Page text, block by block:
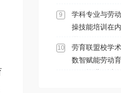
9
学科专业与劳
操技能培训在
10
劳育联盟校学
数智赋能劳动